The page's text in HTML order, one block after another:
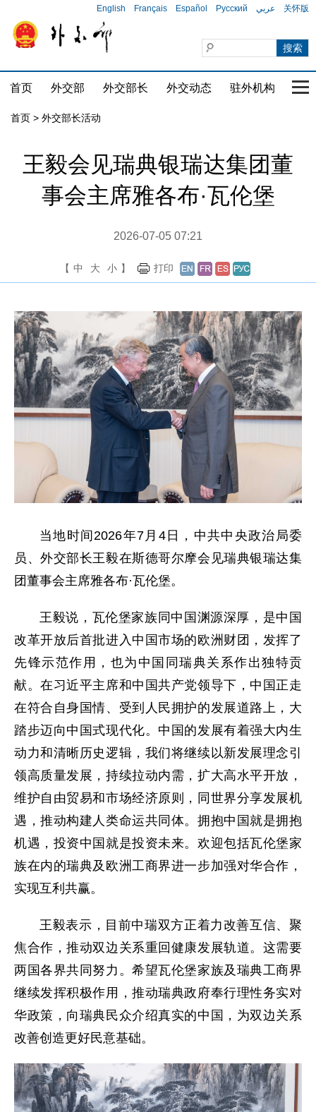
English Français Español Русский عربي 关怀版
首页 外交部 外交部长 外交动态 驻外机构 国
首页 > 外交部长活动
王毅会见瑞典银瑞达集团董
事会主席雅各布·瓦伦堡
2026-07-05 07:21
【 中 大 小 】 打印
当地时间2026年7月4日，中共中央政治局委
员、外交部长王毅在斯德哥尔摩会见瑞典银瑞达集
团董事会主席雅各布·瓦伦堡。
王毅说，瓦伦堡家族同中国渊源深厚，是中国
改革开放后首批进入中国市场的欧洲财团，发挥了
先锋示范作用，也为中国同瑞典关系作出独特贡
献。在习近平主席和中国共产党领导下，中国正走
在符合自身国情、受到人民拥护的发展道路上，大
踏步迈向中国式现代化。中国的发展有着强大内生
动力和清晰历史逻辑，我们将继续以新发展理念引
领高质量发展，持续拉动内需，扩大高水平开放，
维护自由贸易和市场经济原则，同世界分享发展机
遇，推动构建人类命运共同体。拥抱中国就是拥抱
机遇，投资中国就是投资未来。欢迎包括瓦伦堡家
族在内的瑞典及欧洲工商界进一步加强对华合作，
实现互利共赢。
王毅表示，目前中瑞双方正着力改善互信、聚
焦合作，推动双边关系重回健康发展轨道。这需要
两国各界共同努力。希望瓦伦堡家族及瑞典工商界
继续发挥积极作用，推动瑞典政府奉行理性务实对
华政策，向瑞典民众介绍真实的中国，为双边关系
改善创造更好民意基础。